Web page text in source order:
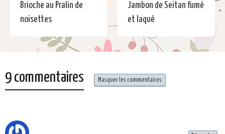
Brioche au Pralin de
noisettes
Jambon de Seitan fumé
et laqué
9 commentaires Masquer les commentaires